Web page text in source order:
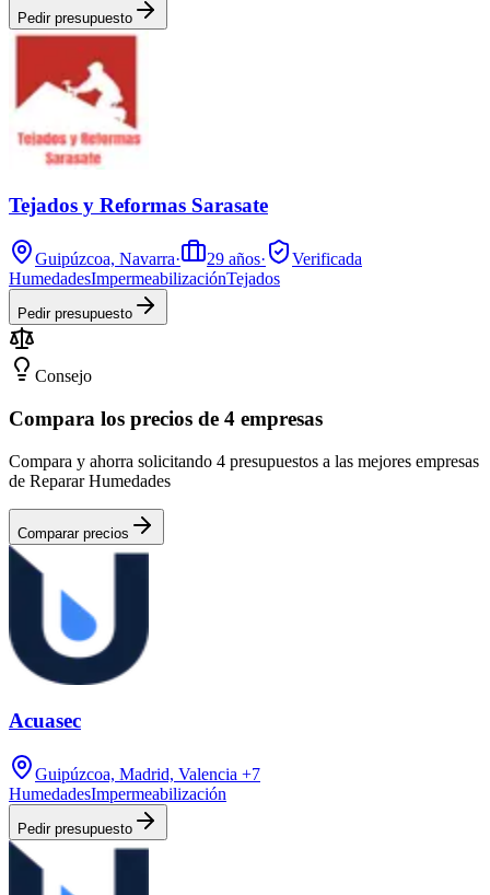
Pedir presupuesto
Tejados y Reformas Sarasate
Guipúzcoa, Navarra· 29 años·
Verificada
HumedadesImpermeabilizaciónTejados
Pedir presupuesto
Consejo
Compara los precios de 4 empresas
Compara y ahorra solicitando 4 presupuestos a las mejores empresas
de Reparar Humedades
Comparar precios
Acuasec
Guipúzcoa, Madrid, Valencia +7
HumedadesImpermeabilización
Pedir presupuesto